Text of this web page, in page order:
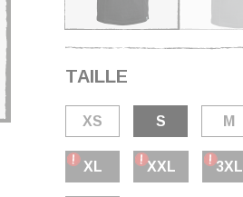
TAILLE
XS S M
XL XXL 3XL